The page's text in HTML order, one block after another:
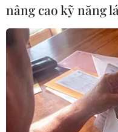
nâng cao kỹ năng